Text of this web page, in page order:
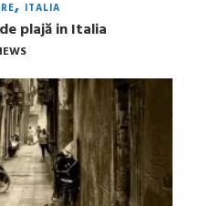
ITALIA
plajă in Italia